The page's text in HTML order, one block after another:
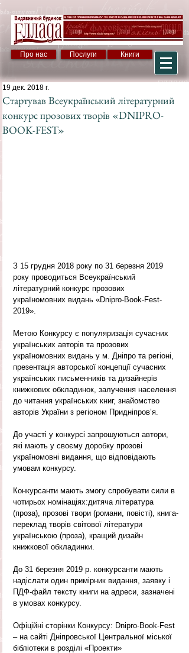
Про нас Послуги Книги
Стартував Всеукраїнський літературний
конкурс прозових творів «DNIPRO-
BOOK-FEST»
19 дек. 2018 г.
З 15 грудня 2018 року по 31 березня 2019
року проводиться Всеукраїнський
літературний конкурс прозових
україномовних видань «Dnipro-Book-Fest-
2019».
Метою Конкурсу є популяризація сучасних
українських авторів та прозових
україномовних видань у м. Дніпро та регіоні,
презентація авторської концепції сучасних
українських письменників та дизайнерів
книжкових обкладинок, залучення населення
до читання українських книг, знайомство
авторів України з регіоном Придніпров’я.
До участі у конкурсі запрошуються автори,
які мають у своєму доробку прозові
україномовні видання, що відповідають
умовам конкурсу.
Конкурсанти мають змогу спробувати сили в
чотирьох номінаціях:дитяча література
(проза), прозові твори (романи, повісті), книга-
переклад творів світової літератури
українською (проза), кращий дизайн
книжкової обкладинки.
До 31 березня 2019 р. конкурсанти мають
надіслати один примірник видання, заявку і
ПДФ-файл тексту книги на адреси, зазначені
в умовах конкурсу.
Офіційні сторінки Конкурсу: Dnipro-Book-Fest
– на сайті Дніпровської Центральної міської
бібліотеки в розділі «Проекти»